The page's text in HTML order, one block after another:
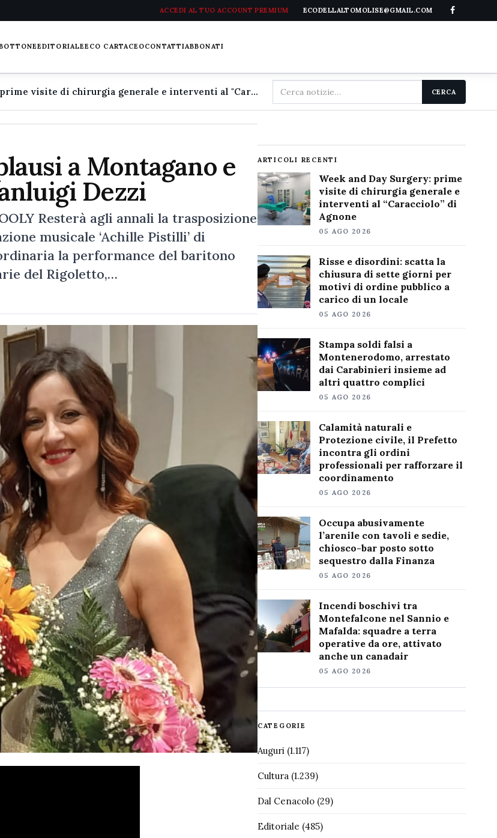
ACCEDI AL TUO ACCOUNT PREMIUM ECODELLALTOMOLISE@GMAIL.COM
EDITORIALEECO CARTACEOCONTATTIABBONATI
Week and Day Surgery: prime visite di chirurgia generale e interventi al "Caracciolo" di Agnone
Cerca
nel
CERCA
a Montagano e
Dezzi
Resterà agli annali la trasposizione
musicale ‘Achille Pistilli’ di
la performance del baritono
del Rigoletto,…
ARTICOLI RECENTI
Week and Day Surgery: prime
visite di chirurgia generale e
interventi al “Caracciolo” di
Agnone
05 AGO 2026
Risse e disordini: scatta la
chiusura di sette giorni per
motivi di ordine pubblico a
carico di un locale
05 AGO 2026
Stampa soldi falsi a
Montenerodomo, arrestato
dai Carabinieri insieme ad
altri quattro complici
05 AGO 2026
Calamità naturali e
Protezione civile, il Prefetto
incontra gli ordini
professionali per rafforzare il
coordinamento
05 AGO 2026
Occupa abusivamente
l’arenile con tavoli e sedie,
chiosco-bar posto sotto
sequestro dalla Finanza
05 AGO 2026
Incendi boschivi tra
Montefalcone nel Sannio e
Mafalda: squadre a terra
operative da ore, attivato
anche un canadair
05 AGO 2026
CATEGORIE
Auguri(1.117)
Cultura(1.239)
Dal Cenacolo(29)
Editoriale (485)